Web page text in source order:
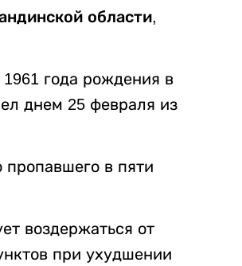
области,
года рождения в
днем 25 февраля из
пропавшего в пяти
воздержаться от
при ухудшении